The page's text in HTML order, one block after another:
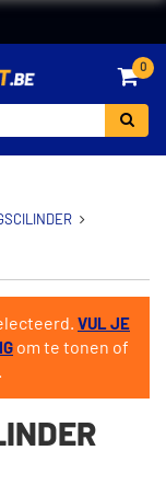
0
VUL JE
om te tonen of